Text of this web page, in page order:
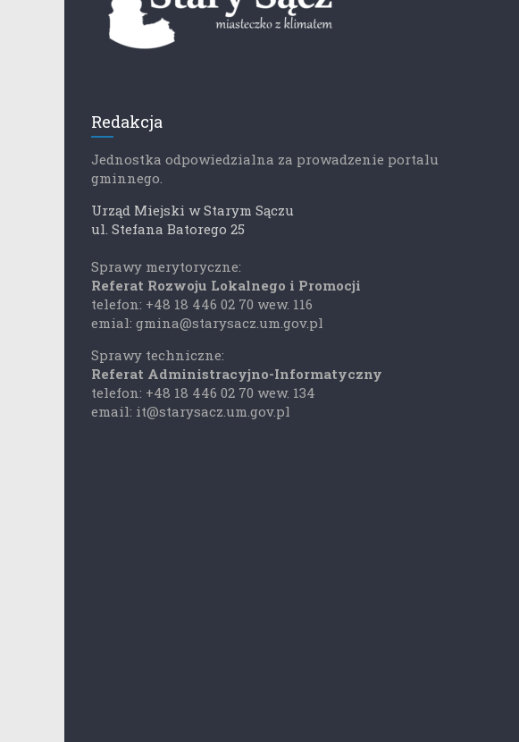
Redakcja
Jednostka odpowiedzialna za prowadzenie portalu
gminnego.
Urząd Miejski w Starym Sączu
ul. Stefana Batorego 25
Sprawy merytoryczne:
Referat Rozwoju Lokalnego i Promocji
telefon: +48 18 446 02 70 wew. 116
emial: gmina@starysacz.um.gov.pl
Sprawy techniczne:
Referat Administracyjno-Informatyczny
telefon: +48 18 446 02 70 wew. 134
email: it@starysacz.um.gov.pl